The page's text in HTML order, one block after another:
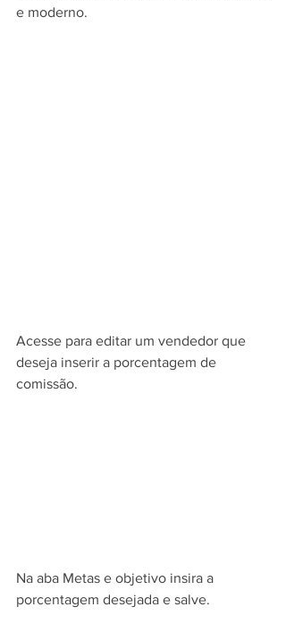
e moderno.
Acesse para editar um vendedor que
deseja inserir a porcentagem de
comissão.
Na aba Metas e objetivo insira a
porcentagem desejada e salve.